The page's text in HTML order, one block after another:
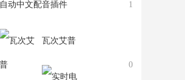
自动中文配音插件 1
瓦次艾普
0